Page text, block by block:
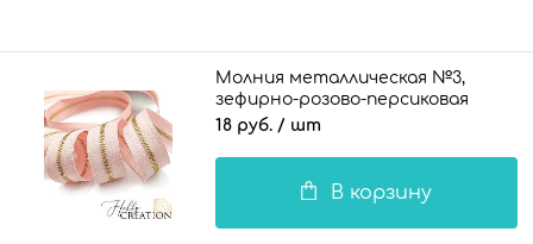
Молния металлическая №3,
зефирно-розово-персиковая
18 руб. / шт
В корзину